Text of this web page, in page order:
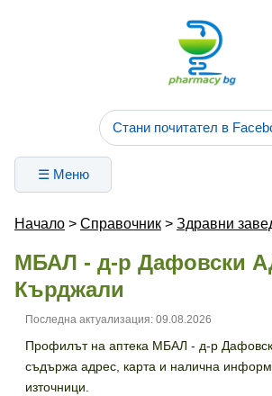
Стани почитател в
☰ Меню
Начало > Справочник > Здравни
МБАЛ - д-р Дафовски
Кърджали
Последна актуализация: 09.08.2026
Профилът на аптека МБАЛ - д-р
съдържа адрес, карта и налична
източници.